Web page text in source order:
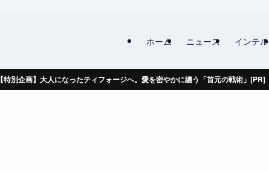
ホーム ニュース インテル
【特別企画】大人になったティフォージへ。愛を密やかに纏う「首元の戦術」[PR]